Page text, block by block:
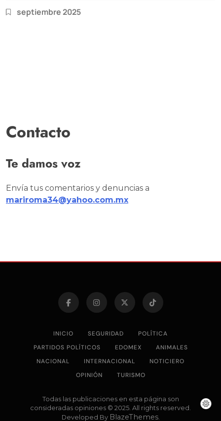
septiembre 2025
Contacto
Te damos voz
Envía tus comentarios y denuncias a
mariroma34@yahoo.com.mx
INICIO SEGURIDAD
POLÍTICA
PARTIDOS POLÍTICOS
EDOMEX
ANIMALES
NACIONAL
INTERNACIONAL
NOTICIERO
OPINIÓN
TURISMO
Todas las publicaciones en esta página son
consideradas opiniones © 2025. All rights reserved.
Developed By BlazeThemes.